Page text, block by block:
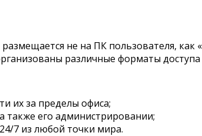
не на ПК пользователя, как
различные форматы доступа
их за пределы офиса;
также его администрировании;
7 из любой точки мира.